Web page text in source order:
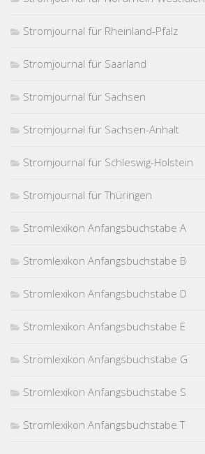
Stromjournal für Rheinland-Pfalz
Stromjournal für Saarland
Stromjournal für Sachsen
Stromjournal für Sachsen-Anhalt
Stromjournal für Schleswig-Holstein
Stromjournal für Thüringen
Stromlexikon Anfangsbuchstabe A
Stromlexikon Anfangsbuchstabe B
Stromlexikon Anfangsbuchstabe D
Stromlexikon Anfangsbuchstabe E
Stromlexikon Anfangsbuchstabe G
Stromlexikon Anfangsbuchstabe S
Stromlexikon Anfangsbuchstabe T